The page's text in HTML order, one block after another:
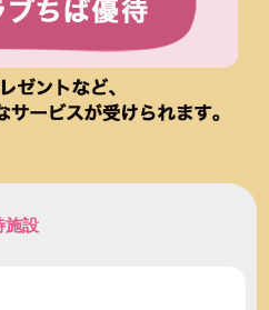
施設